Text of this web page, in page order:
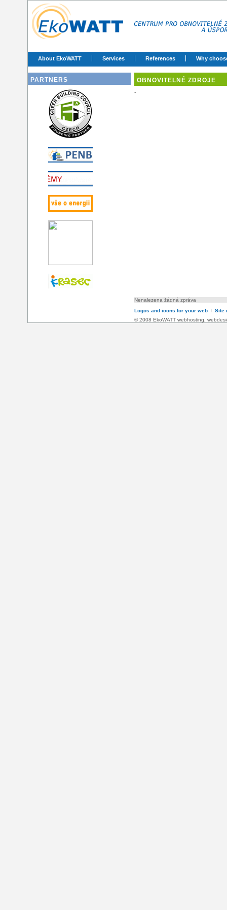
About EkoWATT Services References Why
PARTNERS OBNOVITELNÉ ZDROJE
-
Nenalezena žádná zpráva
Logos and icons for your web l Site
© 2008 EkoWATT webhosting,